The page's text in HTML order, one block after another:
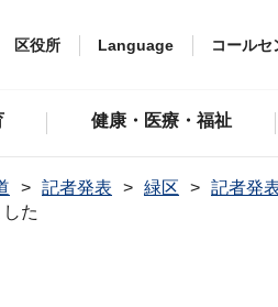
区役所 Language コールセ
健康・医療・福祉
記者発表 緑区
記者発
た